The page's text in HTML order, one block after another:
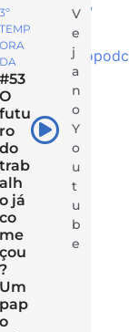
ORA
DA
#53
O
futu
ro
do
trab
alh
o já
co
me
çou
?
Um
pap
o
V
e
j
a
n
o
Y
o
u
t
u
b
e